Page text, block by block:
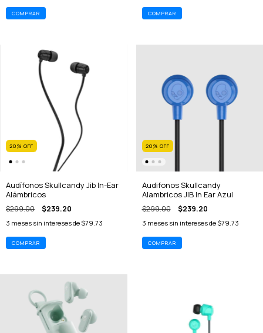
20% OFF
Audífonos Skullcandy Jib In-Ear
Alámbricos
$299.00 $239.20
3 meses sin intereses de $79.73
20% OFF
Audifonos Skullcandy
Alambricos JIB In Ear Azul
$299.00 $239.20
3 meses sin intereses de $79.73